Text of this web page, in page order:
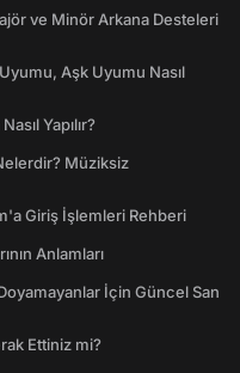
ve Minör Arkana Desteleri
Aşk Uyumu Nasıl
Yapılır?
Müziksiz
Giriş İşlemleri Rehberi
Anlamları
İçin Güncel San
Ettiniz mi?